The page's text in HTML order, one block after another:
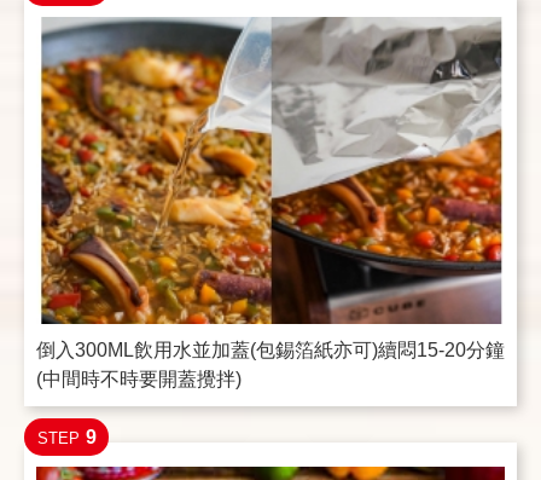
倒入300ML飲用水並加蓋(包錫箔紙亦可)續悶15-20分鐘
(中間時不時要開蓋攪拌)
STEP 9